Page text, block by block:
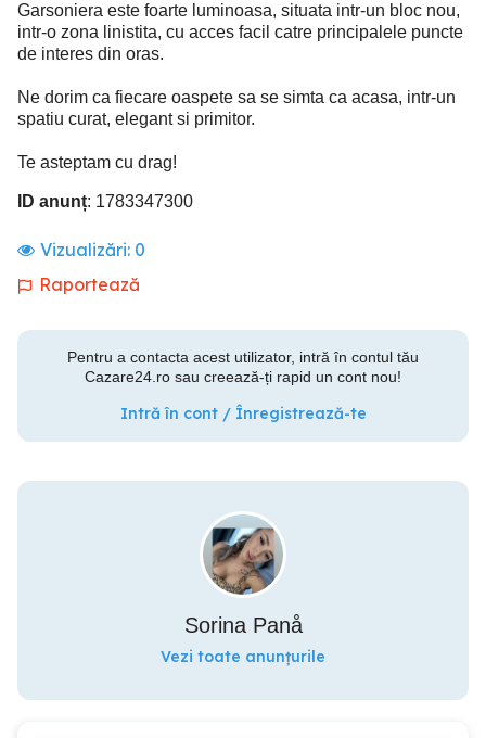
Garsoniera este foarte luminoasa, situata intr-un bloc nou,
intr-o zona linistita, cu acces facil catre principalele puncte
de interes din oras.
Ne dorim ca fiecare oaspete sa se simta ca acasa, intr-un
spatiu curat, elegant si primitor.
Te asteptam cu drag!
ID anunț: 1783347300
Vizualizări: 0
Raportează
Pentru a contacta acest utilizator, intră în contul tău
Cazare24.ro sau creează-ți rapid un cont nou!
Intră în cont / Înregistrează-te
Sorina Panå
Vezi toate anunțurile